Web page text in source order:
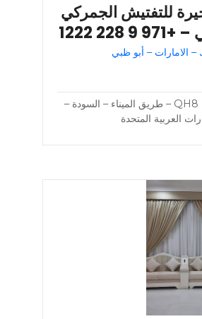
للتفتيش الجمركي
228 1222
الامارات – أبو ظبي
5993 + QH8 – طريق الميناء – السودة –
العربية المتحدة